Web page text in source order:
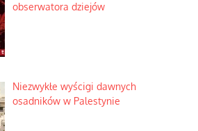
obserwatora dziejów
Niezwykłe wyścigi dawnych
osadników w Palestynie